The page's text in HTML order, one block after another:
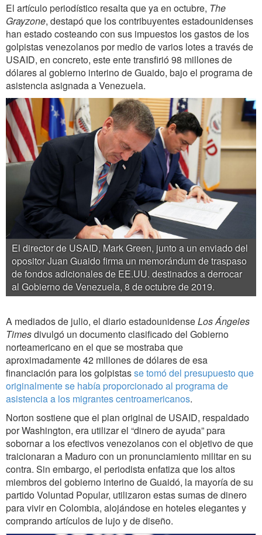
El artículo periodístico resalta que ya en octubre, The
Grayzone, destapó que los contribuyentes estadounidenses
han estado costeando con sus impuestos los gastos de los
golpistas venezolanos por medio de varios lotes a través de
USAID, en concreto, este ente transfirió 98 millones de
dólares al gobierno interino de Guaido, bajo el programa de
asistencia asignada a Venezuela.
El director de USAID, Mark Green, junto a un enviado del
opositor Juan Guaido firma un memorándum de traspaso
de fondos adicionales de EE.UU. destinados a derrocar
al Gobierno de Venezuela, 8 de octubre de 2019.
A mediados de julio, el diario estadounidenseLos Ángeles
Timesdivulgó un documento clasificado del Gobierno
norteamericano en el que se mostraba que
aproximadamente 42 millones de dólares de esa
financiación para los golpistasse tomó del presupuesto que
originalmente se había proporcionado al programa de
asistencia a los migrantes centroamericanos.
Norton sostiene que el plan original de USAID, respaldado
por Washington, era utilizar el “dinero de ayuda” para
sobornar a los efectivos venezolanos con el objetivo de que
traicionaran a Maduro con un pronunciamiento militar en su
contra. Sin embargo, el periodista enfatiza que los altos
miembros del gobierno interino de Guaidó, la mayoría de su
partido Voluntad Popular, utilizaron estas sumas de dinero
para vivir en Colombia, alojándose en hoteles elegantes y
comprando artículos de lujo y de diseño.